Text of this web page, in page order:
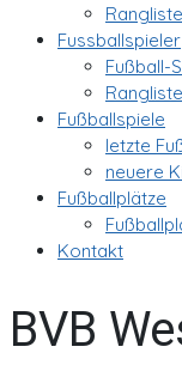
Fussballspieler
Fußball-
Fußballspiele
letzte
neuere
Fußballplätze
Kontakt
BVB